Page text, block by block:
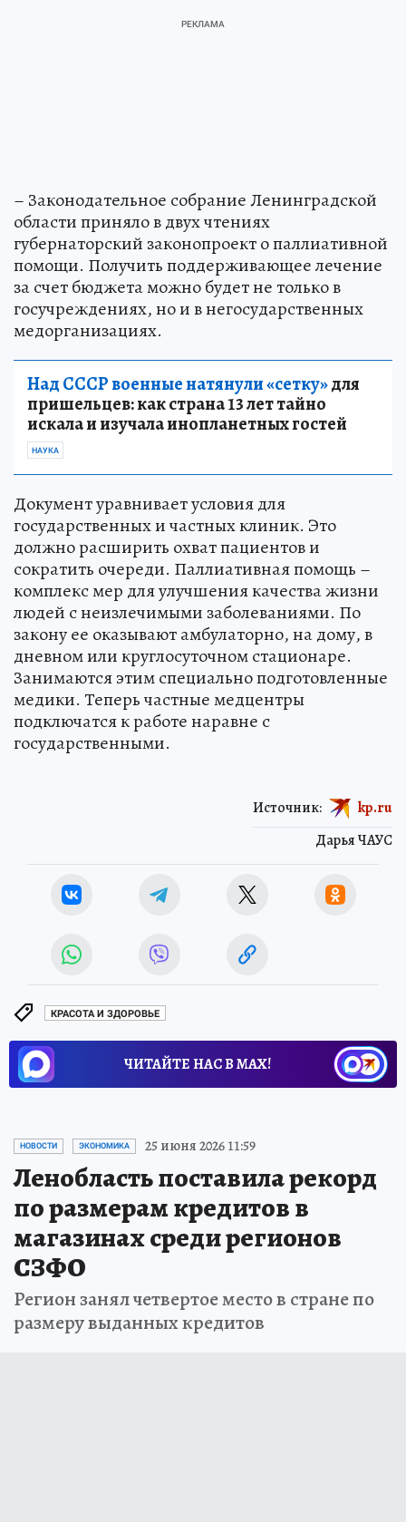
– Законодательное собрание Ленинградской
области приняло в двух чтениях
губернаторский законопроект о паллиативной
помощи. Получить поддерживающее лечение
за счет бюджета можно будет не только в
госучреждениях, но и в негосударственных
медорганизациях.
Над СССР военные натянули «сетку»для
пришельцев: как страна 13 лет тайно
искала и изучала инопланетных гостей
НАУКА
Документ уравнивает условия для
государственных и частных клиник. Это
должно расширить охват пациентов и
сократить очереди. Паллиативная помощь –
комплекс мер для улучшения качества жизни
людей с неизлечимыми заболеваниями. По
закону ее оказывают амбулаторно, на дому, в
дневном или круглосуточном стационаре.
Занимаются этим специально подготовленные
медики. Теперь частные медцентры
подключатся к работе наравне с
государственными.
Дарья ЧАУС
Источник: kp.ru
КРАСОТА И ЗДОРОВЬЕ
ЧИТАЙТЕ НАС В МАХ!
НОВОСТИ ЭКОНОМИКА 25 июня 2026 11:59
Ленобласть поставила рекорд
по размерам кредитов в
магазинах среди регионов
СЗФО
Регион занял четвертое место в стране по
размеру выданных кредитов